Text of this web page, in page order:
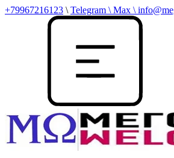
+79967216123 \ Telegram \ Max \